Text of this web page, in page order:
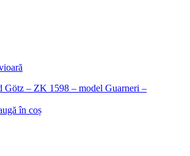
Götz – ZK 1598 – model Guarneri –
în coș